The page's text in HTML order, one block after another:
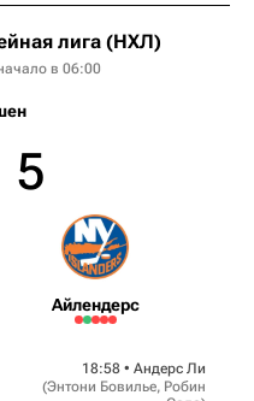
лига (НХЛ)
в 06:00
5
Айлендерс
18:58 • Андерс Ли
(Энтони Бовилье, Робин